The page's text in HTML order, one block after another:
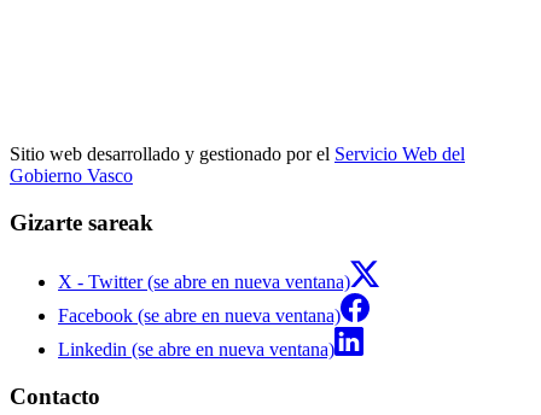
Sitio web desarrollado y gestionado por el Servicio Web del
Gobierno Vasco
Gizarte sareak
X - Twitter (se abre en nueva ventana)
Facebook (se abre en nueva ventana)
Linkedin (se abre en nueva ventana)
Contacto